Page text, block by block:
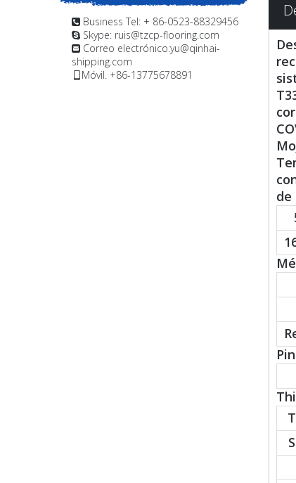
 Business Tel: + 86-0523-88329456
 Skype: ruis@tzcp-flooring.com
 Correo electrónico:yu@qinhai-
shipping.com
Móvil. +86-13775678891
de